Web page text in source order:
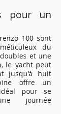
pour un
100 sont
du
et une
le yacht peut
jusqu'à huit
offre un
pour se
journée